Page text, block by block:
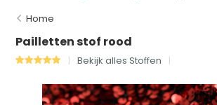
Home
Pailletten stof rood
Bekijk alles Stoffen